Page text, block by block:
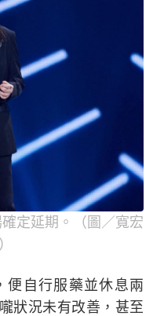
定延期。（圖／寬宏
便自行服藥並休息兩
狀況未有改善，甚至